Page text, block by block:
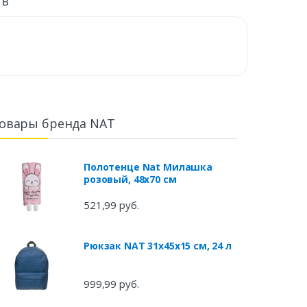
бренда NAT
Полотенце Nat Милашка
розовый, 48x70 см
521,99 руб.
Рюкзак NAT 31x45x15 см, 24 л
999,99 руб.